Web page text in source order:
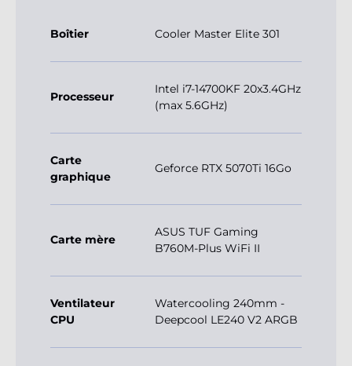
Boîtier Cooler Master Elite 301
Processeur
Intel i7-14700KF 20x3.4GHz
(max 5.6GHz)
Carte
graphique
Geforce RTX 5070Ti 16Go
Carte mère
ASUS TUF Gaming
B760M-Plus WiFi II
Ventilateur
CPU
Watercooling 240mm -
Deepcool LE240 V2 ARGB